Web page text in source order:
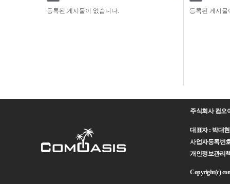
등록된 게시물이 없습니다. 등록된 게시물
주식회사 컴오
대표자 : 박대
사업자등록번
개인정보관리
Copyright(c)